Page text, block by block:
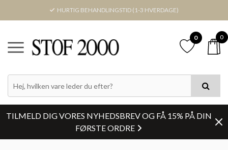
HURTIG BEHANDLINGSTID (1-3 HVERDAGE)
0 0
TILMELD DIG VORES NYHEDSBREV OG FÅ 15% PÅ DIN
FØRSTE ORDRE